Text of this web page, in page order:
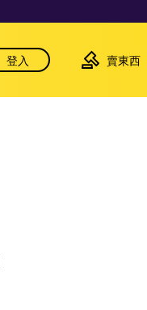
登入 賣東西